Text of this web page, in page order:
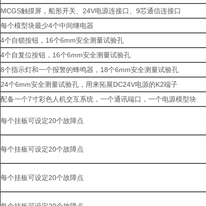
MCGS触摸屏，船形开关、24V电源连接口、9芯通信连接口
每个模型块最少4个中间继电器
4个自锁按钮，16个6mm安全测量试验孔
4个自复位按钮，16个6mm安全测量试验孔
8个指示灯和一个报警的蜂鸣器，18个6mm安全测量试验孔
24个6mm安全测量试验孔，用来拓展DC24V电源的K2端子
配备一个7寸彩色人机交互系统，一个通讯端口，一个电源模型块
每个挂板可设定20个故障点
每个挂板可设定20个故障点
每个挂板可设定20个故障点